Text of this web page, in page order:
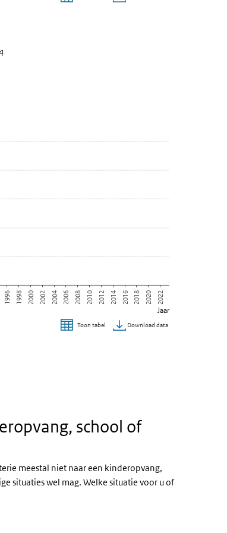
Jaar
1996 1998 2000 2002 2004 2006 2008 2010 2012 2014 2016 2018 2020 2022
Toon tabel Download data
school of
meestal niet naar een kinderopvang,
situaties wel mag. Welke situatie voor u of